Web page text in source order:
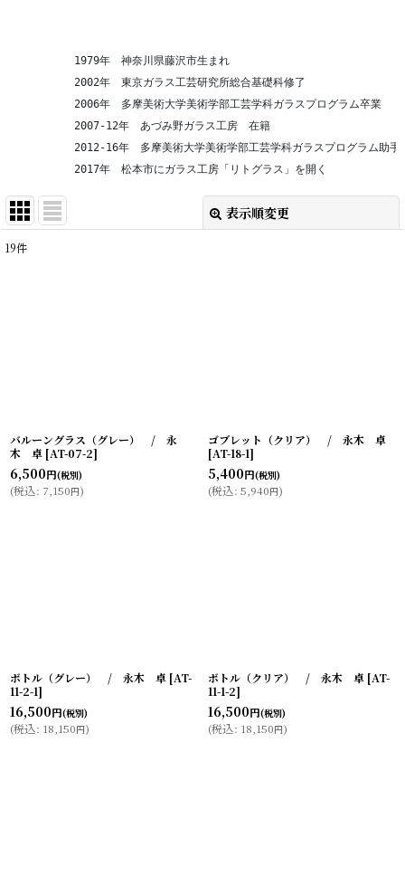
1979年　神奈川県藤沢市生まれ
2002年　東京ガラス工芸研究所総合基礎科修了
2006年　多摩美術大学美術学部工芸学科ガラスプログラム卒業
2007-12年　あづみ野ガラス工房　在籍
2012-16年　多摩美術大学美術学部工芸学科ガラスプログラム助手
2017年　松本市にガラス工房「リトグラス」を開く
表示順変更
19件
バルーングラス（グレー） / 永
木 卓 [AT-07-2]
6,500円(税別)
(税込: 7,150円)
ゴブレット（クリア） / 永木 卓
[AT-18-1]
5,400円(税別)
(税込: 5,940円)
ボトル（グレー） / 永木 卓 [AT-
11-2-1]
16,500円(税別)
(税込: 18,150円)
ボトル（クリア） / 永木 卓 [AT-
11-1-2]
16,500円(税別)
(税込: 18,150円)